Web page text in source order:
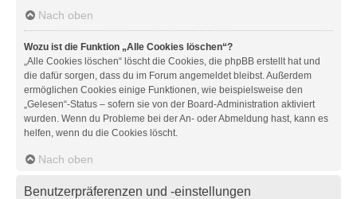
Nach oben
Wozu ist die Funktion „Alle Cookies löschen“?
„Alle Cookies löschen“ löscht die Cookies, die phpBB erstellt hat und
die dafür sorgen, dass du im Forum angemeldet bleibst. Außerdem
ermöglichen Cookies einige Funktionen, wie beispielsweise den
„Gelesen“-Status – sofern sie von der Board-Administration aktiviert
wurden. Wenn du Probleme bei der An- oder Abmeldung hast, kann es
helfen, wenn du die Cookies löscht.
Nach oben
Benutzerpräferenzen und -einstellungen